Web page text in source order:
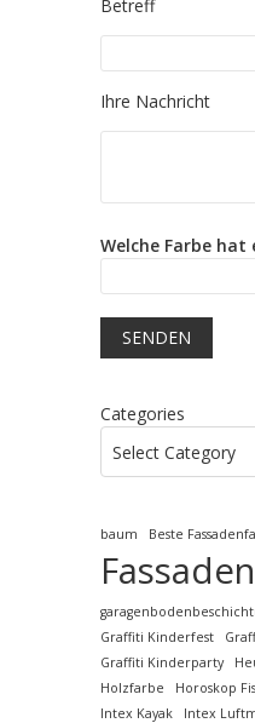
Betreff
Please leave this field
Ihre Nachricht
Welche Farbe hat
Categories
Select Category
baum Beste
Graffiti Kinderfest
Graffiti Kinderparty
Holzfarbe
Horoskop
Intex Kayak
Intex